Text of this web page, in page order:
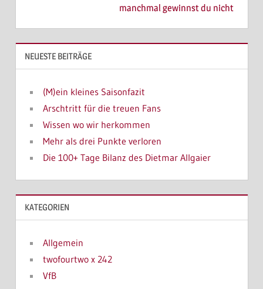
manchmal gewinnst du nicht
NEUESTE BEITRÄGE
(M)ein kleines Saisonfazit
Arschtritt für die treuen Fans
Wissen wo wir herkommen
Mehr als drei Punkte verloren
Die 100+ Tage Bilanz des Dietmar Allgaier
KATEGORIEN
Allgemein
twofourtwo x 242
VfB